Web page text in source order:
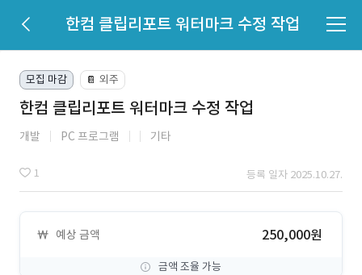
한컴 클립리포트 워터마크 수정 작업
모집 마감 📔 외주
한컴 클립리포트 워터마크 수정 작업
개발 PC 프로그램 기타
1 등록 일자 2025.10.27.
예상 금액 250,000원
금액 조율 가능